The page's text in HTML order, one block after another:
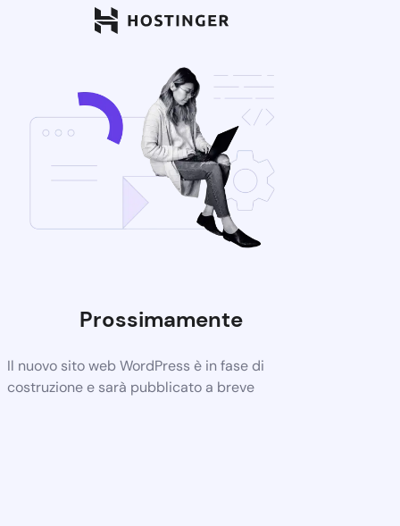
Prossimamente
Il nuovo sito web WordPress è in fase di
costruzione e sarà pubblicato a breve